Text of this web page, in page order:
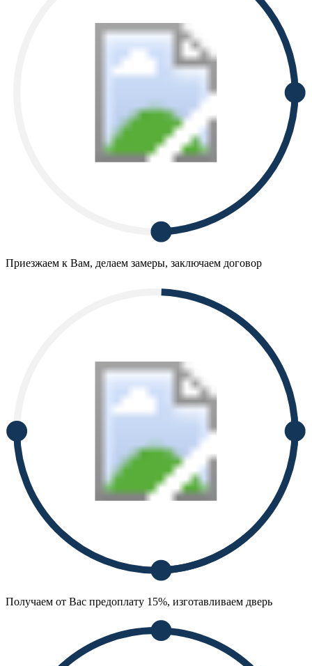
Приезжаем к Вам, делаем замеры, заключаем договор
Получаем от Вас предоплату 15%, изготавливаем дверь